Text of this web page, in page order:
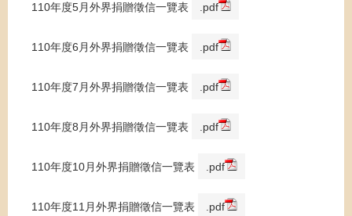
110年度5月外界捐贈徵信一覽表 .pdf
110年度6月外界捐贈徵信一覽表 .pdf
110年度7月外界捐贈徵信一覽表 .pdf
110年度8月外界捐贈徵信一覽表 .pdf
110年度10月外界捐贈徵信一覽表 .pdf
110年度11月外界捐贈徵信一覽表 .pdf